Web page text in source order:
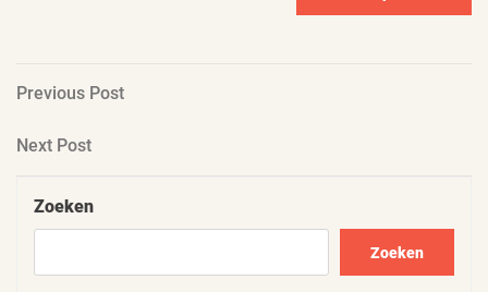
Berichtnavigatie
Previous
Previous Post
Next
Next Post
Zoeken
Zoeken